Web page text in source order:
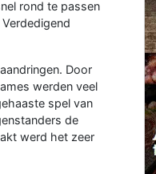
rond te passen
Door
werden veel
spel van
de
werd het zeer